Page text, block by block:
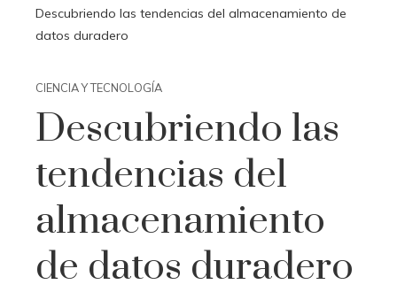
Descubriendo las tendencias del almacenamiento de
datos duradero
CIENCIA Y TECNOLOGÍA
Descubriendo las
tendencias del
almacenamiento
de datos duradero